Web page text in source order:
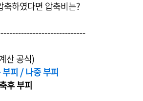
하였다면 압축비는?
산 공식)
피 / 나중 부피
후 부피